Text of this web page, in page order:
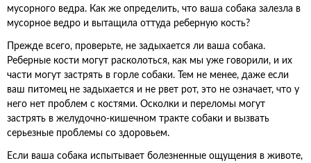
мусорного ведра. Как же определить, что ваша собака залезла в
мусорное ведро и вытащила оттуда реберную кость?
Прежде всего, проверьте, не задыхается ли ваша собака.
Реберные кости могут расколоться, как мы уже говорили, и их
части могут застрять в горле собаки. Тем не менее, даже если
ваш питомец не задыхается и не рвет рот, это не означает, что у
него нет проблем с костями. Осколки и переломы могут
застрять в желудочно-кишечном тракте собаки и вызвать
серьезные проблемы со здоровьем.
Если ваша собака испытывает болезненные ощущения в животе,